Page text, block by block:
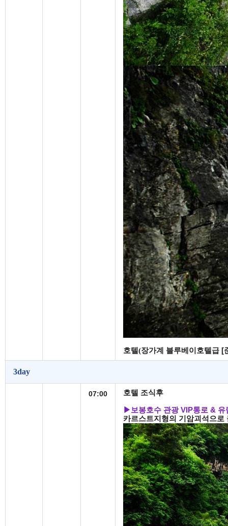
호텔(장가계 블루베이호텔급 [
3day
07:00 호텔 조식후
▶ 보봉호수 관광 VIP통로 & 유
카르스트지형의 기암괴석으로